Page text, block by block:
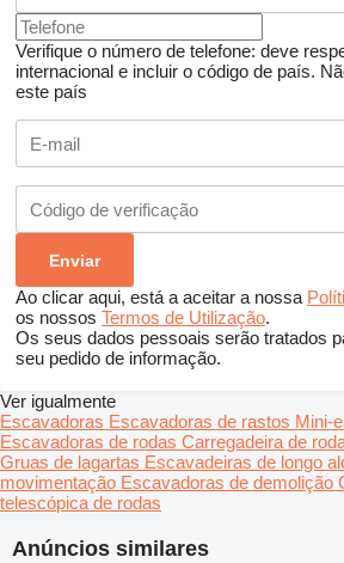
Verifique o número de telefone: deve
internacional e incluir o código de país.
este país
Ao clicar aqui, está a aceitar a nossa
os nossos Termos de Utilização.
Os seus dados pessoais serão tratados
seu pedido de informação.
Anúncios similares
Ver igualmente
Escavadoras Escavadoras de rastos Mini-
Escavadoras de rodas Carregadeira de
Gruas de lagartas Escavadeiras de longo
movimentação Escavadoras de demolição
telescópica de rodas